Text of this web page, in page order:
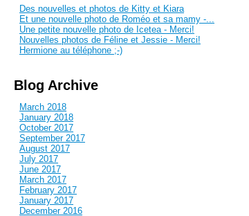
Des nouvelles et photos de Kitty et Kiara
Et une nouvelle photo de Roméo et sa mamy -...
Une petite nouvelle photo de Icetea - Merci!
Nouvelles photos de Féline et Jessie - Merci!
Hermione au téléphone ;-)
Blog Archive
March 2018
January 2018
October 2017
September 2017
August 2017
July 2017
June 2017
March 2017
February 2017
January 2017
December 2016